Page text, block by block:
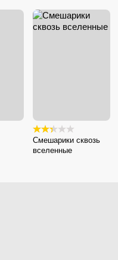
Смешарики сквозь
вселенные